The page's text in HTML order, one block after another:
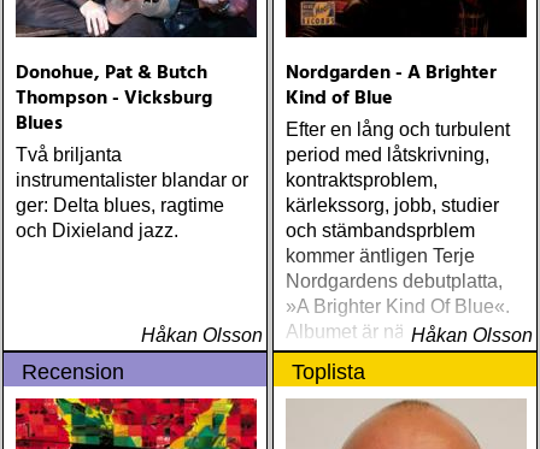
Donohue, Pat & Butch
Thompson - Vicksburg
Blues
Två briljanta
instrumentalister blandar or
ger: Delta blues, ragtime
och Dixieland jazz.
Håkan Olsson
Nordgarden - A Brighter
Kind of Blue
Efter en lång och turbulent
period med låtskrivning,
kontraktsproblem,
kärlekssorg, jobb, studier
och stämbandsprblem
kommer äntligen Terje
Nordgardens debutplatta,
»A Brighter Kind Of Blue«.
Albumet är nära, enkelt och
ärligt och handlar om
upplevelser och historier
från en ung mans liv
Håkan Olsson
Recension Toplista